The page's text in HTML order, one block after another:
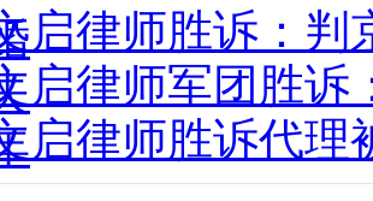
启律师胜诉：判
启律师军团胜诉
启律师胜诉代理